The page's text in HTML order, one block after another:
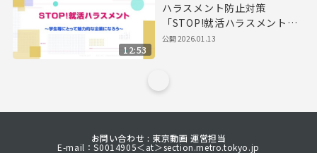
12:53
ハラスメント防止対策
「STOP!就活ハラスメント～
学生等にとって魅力的な企業
公開2026.01.13
お問い合わせ : 東京動画 運営担当
E-mail：S0014905＜at＞section.metro.tokyo.jp